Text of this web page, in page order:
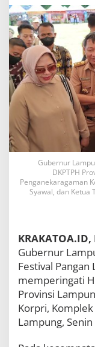
Gubernur
DKPTPH
Penganekaragaman
Syawal, dan Ketua
Gubernur
Festival
memperingati
Provinsi
Korpri,
Lampung,